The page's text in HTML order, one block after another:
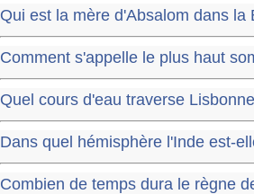
Qui est la mère d'Absalom dans la
Comment s'appelle le plus haut
Quel cours d'eau traverse Lisbonne
Dans quel hémisphère l'Inde est-
Combien de temps dura le règne